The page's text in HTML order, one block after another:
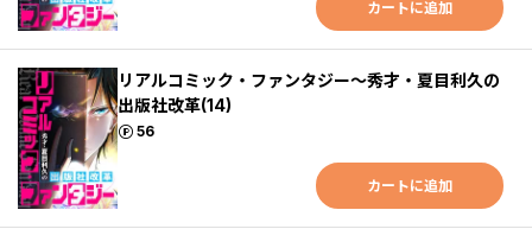
カートに追加
リアルコミック・ファンタジー～秀才・夏目利久の
出版社改革(14)
56
ポイント
カートに追加